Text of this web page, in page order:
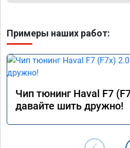
Примеры наших работ:
Чип тюнинг Haval F7
давайте шить дружно!